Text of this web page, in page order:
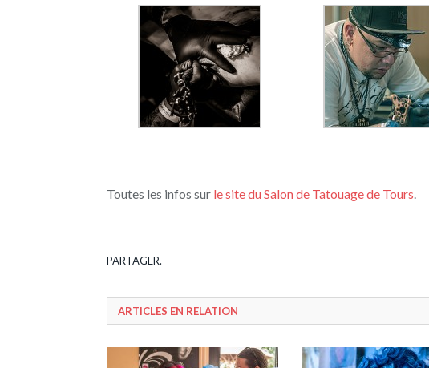
Toutes les infos sur le site du Salon de Tatouage de Tours
PARTAGER.
ARTICLES EN RELATION